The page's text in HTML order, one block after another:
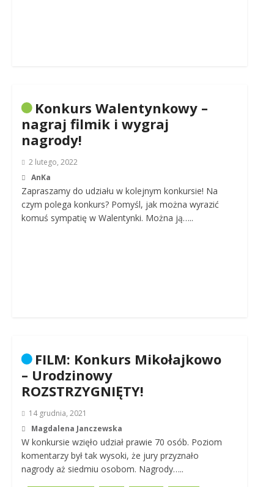
Konkurs Walentynkowy –
nagraj filmik i wygraj
nagrody!
2 lutego, 2022
AnKa
Zapraszamy do udziału w kolejnym konkursie! Na
czym polega konkurs? Pomyśl, jak można wyrazić
komuś sympatię w Walentynki. Można ją…..
FILM: Konkurs Mikołajkowo
– Urodzinowy
ROZSTRZYGNIĘTY!
14 grudnia, 2021
Magdalena Janczewska
W konkursie wzięło udział prawie 70 osób. Poziom
komentarzy był tak wysoki, że jury przyznało
nagrody aż siedmiu osobom. Nagrody…..